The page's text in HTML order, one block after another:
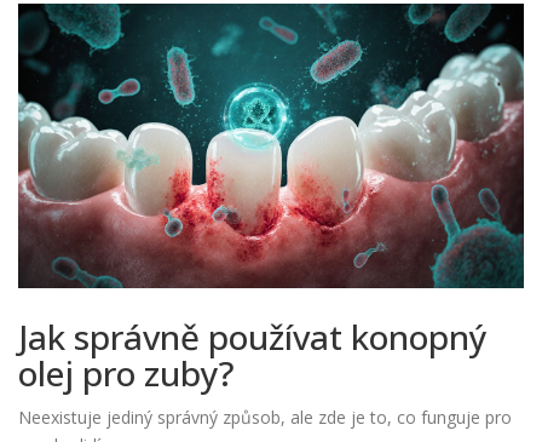
Jak správně používat konopný
olej pro zuby?
Neexistuje jediný správný způsob, ale zde je to, co funguje pro